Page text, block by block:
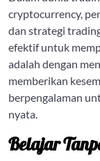
cryptocurrency,
dan strategi
efektif untuk
adalah dengan
memberikan
berpengalaman
nyata.
Belajar